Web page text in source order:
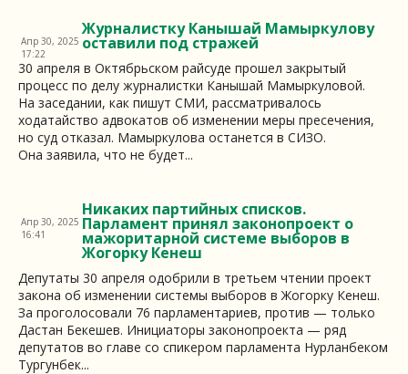
Журналистку Канышай Мамыркулову
оставили под стражей
Апр 30, 2025
17:22
30 апреля в Октябрьском райсуде прошел закрытый
процесс по делу журналистки Канышай Мамыркуловой.
На заседании, как пишут СМИ, рассматривалось
ходатайство адвокатов об изменении меры пресечения,
но суд отказал. Мамыркулова останется в СИЗО.
Она заявила, что не будет...
Никаких партийных списков.
Парламент принял законопроект о
мажоритарной системе выборов в
Жогорку Кенеш
Апр 30, 2025
16:41
Депутаты 30 апреля одобрили в третьем чтении проект
закона об изменении системы выборов в Жогорку Кенеш.
За проголосовали 76 парламентариев, против — только
Дастан Бекешев. Инициаторы законопроекта — ряд
депутатов во главе со спикером парламента Нурланбеком
Тургунбек...